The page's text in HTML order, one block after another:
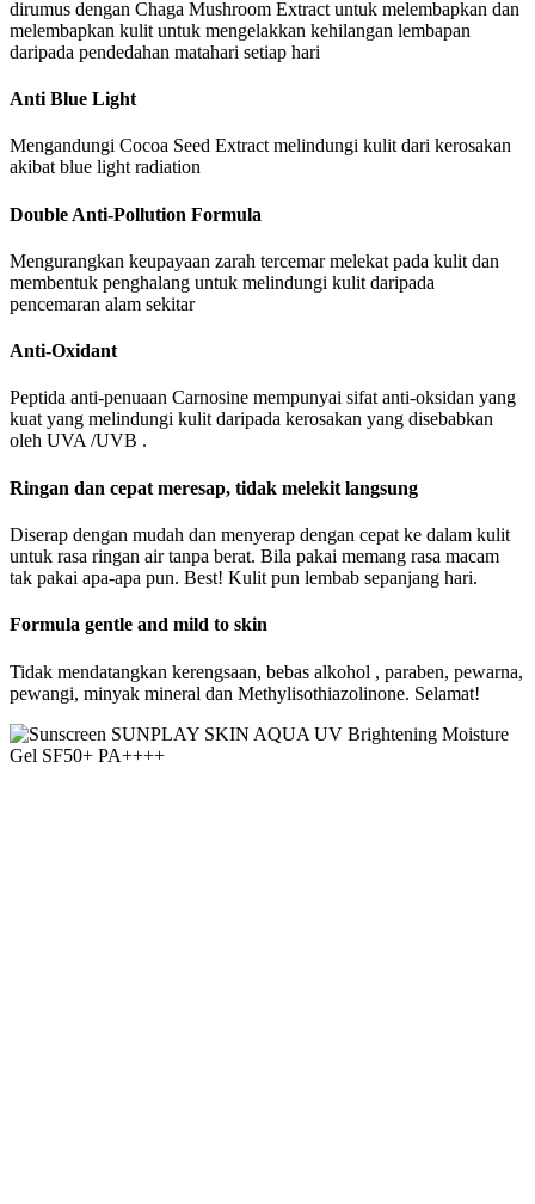
dirumus dengan Chaga Mushroom Extract untuk melembapkan dan
melembapkan kulit untuk mengelakkan kehilangan lembapan
daripada pendedahan matahari setiap hari
Anti Blue Light
Mengandungi Cocoa Seed Extract melindungi kulit dari kerosakan
akibat blue light radiation
Double Anti-Pollution Formula
Mengurangkan keupayaan zarah tercemar melekat pada kulit dan
membentuk penghalang untuk melindungi kulit daripada
pencemaran alam sekitar
Anti-Oxidant
Peptida anti-penuaan Carnosine mempunyai sifat anti-oksidan yang
kuat yang melindungi kulit daripada kerosakan yang disebabkan
oleh UVA /UVB .
Ringan dan cepat meresap, tidak melekit langsung
Diserap dengan mudah dan menyerap dengan cepat ke dalam kulit
untuk rasa ringan air tanpa berat. Bila pakai memang rasa macam
tak pakai apa-apa pun. Best! Kulit pun lembab sepanjang hari.
Formula gentle and mild to skin
Tidak mendatangkan kerengsaan, bebas alkohol , paraben, pewarna,
pewangi, minyak mineral dan Methylisothiazolinone. Selamat!